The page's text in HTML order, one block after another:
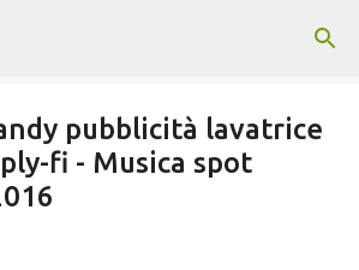
ai contenuti principali
pubblicità lavatrice
fi - Musica spot